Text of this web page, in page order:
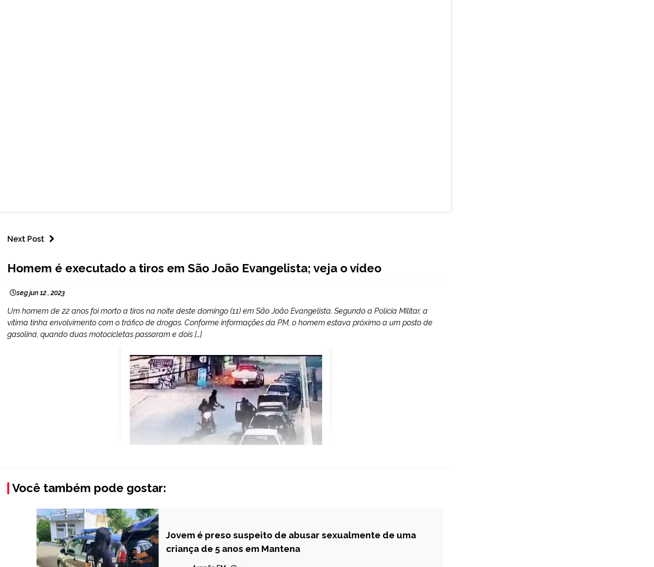
Next Post
GERAIS
Homem é executado a tiros em São João Evangelista; veja o vídeo
seg jun 12 , 2023
Um homem de 22 anos foi morto a tiros na noite deste domingo (11) em São João Evangelista. Segundo a Polícia Militar, a
vítima tinha envolvimento com o tráfico de drogas. Conforme informações da PM, o homem estava próximo a um posto de
gasolina, quando duas motocicletas passaram e dois […]
Você também pode gostar:
CAPELINHA
MINAS
Jovem é preso suspeito de abusar sexualmente de uma
criança de 5 anos em Mantena